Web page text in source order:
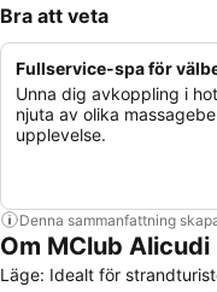
Bra att veta
Fullservice-spa för
Unna dig avkoppling i
njuta av olika
upplevelse.
Denna sammanfattning
Om MClub Alicudi
Läge: Idealt för